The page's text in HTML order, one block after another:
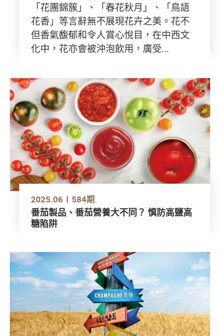
「花團錦簇」、「春花秋月」、「鳥語
花香」等言辭無不展現花卉之美。花不
但香氣馥郁和令人賞心悅目，在中西文
化中，花亦會被沖泡飲用，廣受...
2025.06 584期
番茄製品、番茄營養大不同？ 慎防高鹽高
糖陷阱